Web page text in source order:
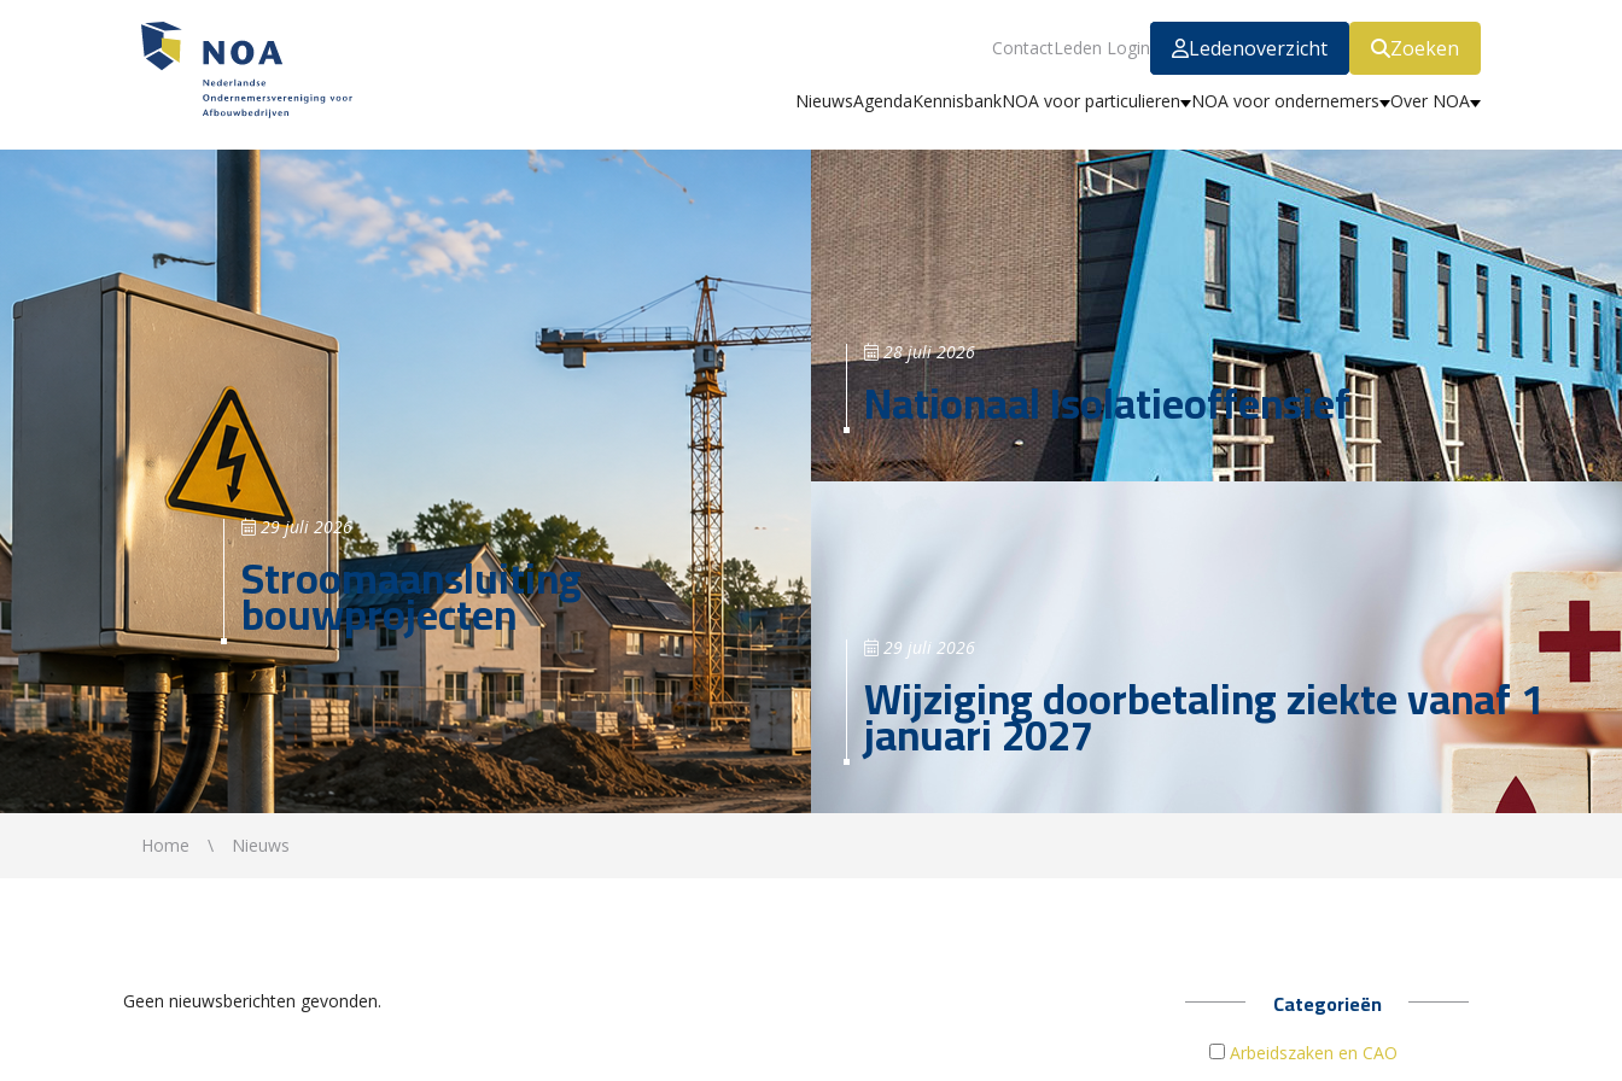
ContactLeden Login Ledenoverzicht Zoeken
NieuwsAgendaKennisbankNOA voor particulieren NOA voor ondernemers Over NOA
29 juli 2026
Stroomaansluiting
bouwprojecten
28 juli 2026
Nationaal Isolatieoffensief
29 juli 2026
Wijziging doorbetaling ziekte vanaf 1
januari 2027
Home Nieuws
Geen nieuwsberichten gevonden. Categorieën
Arbeidszaken en CAO